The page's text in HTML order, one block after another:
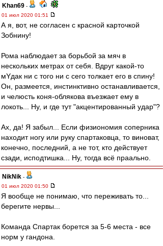
Khan69 -
01 июл 2020 01:51
А я, вот, не согласен с красной карточкой
Зобнину!
Рома наблюдает за борьбой за мяч в
нескольких метрах от себя. Вдруг какой-то
мYдак ни с того ни с сего толкает его в спину!
Он, размеется, инстинктивно останавливается,
и челюсть коня-облякова въезжает ему в
локоть... Ну, и где тут "акцентированный удар"?
Ах, да! Я забыл... Если физиономия соперника
находит ногу или руку спартаковца, то виноват,
конечно, последний, а не тот, кто действует
сзади, исподтишка... Ну, тогда всё праально.
NikNik -
01 июл 2020 01:50
Я вообще не понимаю, что переживать то...
берегите нервы...
Команда Спартак борется за 5-6 места - все
норм у гандона.